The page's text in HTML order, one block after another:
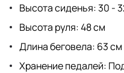
Высота сиденья: 30 -
Высота руля: 48 см
Длина беговела: 63 см
Хранение педалей: